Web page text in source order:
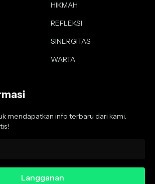
HIKMAH
REFLEKSI
SINERGITAS
WARTA
mendapatkan info terbaru dari kami.